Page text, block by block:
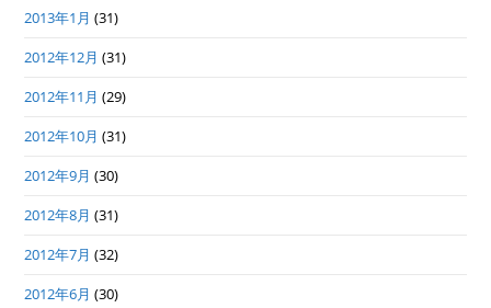
2013年1月 (31)
2012年12月 (31)
2012年11月 (29)
2012年10月 (31)
2012年9月 (30)
2012年8月 (31)
2012年7月 (32)
2012年6月 (30)